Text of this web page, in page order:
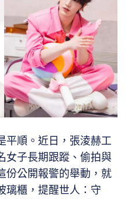
平順。近日，張淩赫工
女子長期跟蹤、偷拍與
份公開報警的舉動，就
璃櫃，提醒世人：守